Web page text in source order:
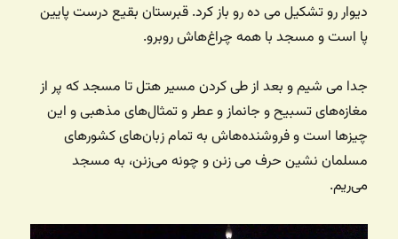
دیوار رو تشکیل می ده رو باز کرد. قبرستان بقیع درست پایین
پا است و مسجد با همه چراغ‌هاش روبرو.
جدا می شیم و بعد از طی کردن مسیر هتل تا مسجد که پر از
مغازه‌های تسبیح و جانماز و عطر و تمثال‌های مذهبی و این
چیزها است و فروشنده‌هاش به تمام زبان‌های کشورهای
مسلمان نشین حرف می زنن و چونه می‌زنن، به مسجد
می‌ریم.